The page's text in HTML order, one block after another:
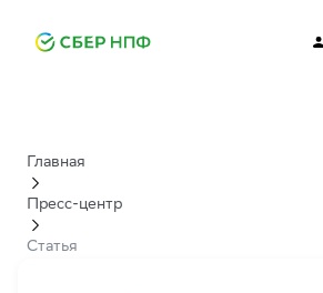
Главная
Пресс-центр
Статья